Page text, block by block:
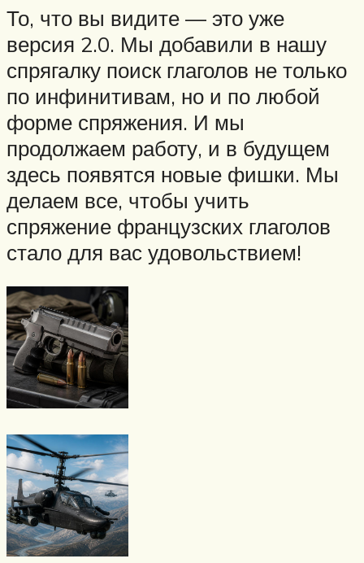
То, что вы видите — это уже
версия 2.0. Мы добавили в нашу
спрягалку поиск глаголов не только
по инфинитивам, но и по любой
форме спряжения. И мы
продолжаем работу, и в будущем
здесь появятся новые фишки. Мы
делаем все, чтобы учить
спряжение французских глаголов
стало для вас удовольствием!